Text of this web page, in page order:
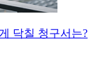
닥칠 청구서는?